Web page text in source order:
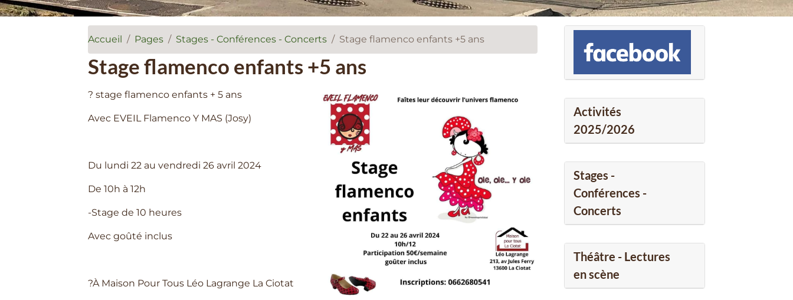
Accueil Pages Stages - Conférences - Concerts Stage flamenco enfants +5 ans
Stage flamenco enfants +5 ans
? stage flamenco enfants + 5 ans
Avec EVEIL Flamenco Y MAS (Josy)
Du lundi 22 au vendredi 26 avril 2024
De 10h à 12h
-Stage de 10 heures
Avec goûté inclus
?À Maison Pour Tous Léo Lagrange La Ciotat
Activités
2025/2026
Stages -
Conférences -
Concerts
Théâtre - Lectures
en scène